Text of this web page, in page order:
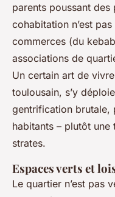
parents poussant des
cohabitation n’est
commerces (du
associations de
Un certain art de
toulousain, s’y
gentrification brutale,
habitants – plutôt
strates.
Espaces verts et
Le quartier n’est pas